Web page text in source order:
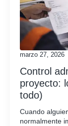
Control
proyecto:
todo)
marzo 27, 2026
Cuando
normalmente